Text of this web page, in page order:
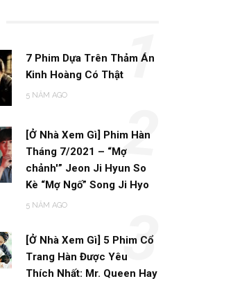
7 Phim Dựa Trên Thảm Án
Kinh Hoàng Có Thật
5 NĂM AGO
1
[Ở Nhà Xem Gì] Phim Hàn
Tháng 7/2021 – “Mợ
chảnh'” Jeon Ji Hyun So
Kè “Mợ Ngố” Song Ji Hyo
5 NĂM AGO
2
[Ở Nhà Xem Gì] 5 Phim Cổ
Trang Hàn Được Yêu
Thích Nhất: Mr. Queen Hay
3